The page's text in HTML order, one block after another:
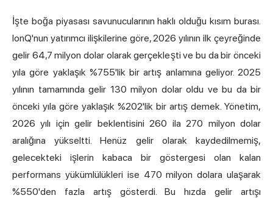
İşte boğa piyasası savunucularının haklı olduğu kısım burası.
IonQ'nun yatırımcı ilişkilerine göre, 2026 yılının ilk çeyreğinde
gelir 64,7 milyon dolar olarak gerçekleşti ve bu da bir önceki
yıla göre yaklaşık %755'lik bir artış anlamına geliyor. 2025
yılının tamamında gelir 130 milyon dolar oldu ve bu da bir
önceki yıla göre yaklaşık %202'lik bir artış demek. Yönetim,
2026 yılı için gelir beklentisini 260 ila 270 milyon dolar
aralığına yükseltti. Henüz gelir olarak kaydedilmemiş,
gelecekteki işlerin kabaca bir göstergesi olan kalan
performans yükümlülükleri ise 470 milyon dolara ulaşarak
%550'den fazla artış gösterdi. Bu hızda gelir artışı